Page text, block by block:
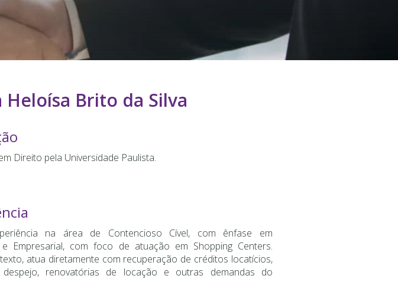
Heloísa Brito da Silva
Direito pela Universidade Paulista.
na área de Contencioso Cível, com ênfase em
e Empresarial, com foco de atuação em Shopping Centers.
atua diretamente com recuperação de créditos locatícios,
renovatórias de locação e outras demandas do